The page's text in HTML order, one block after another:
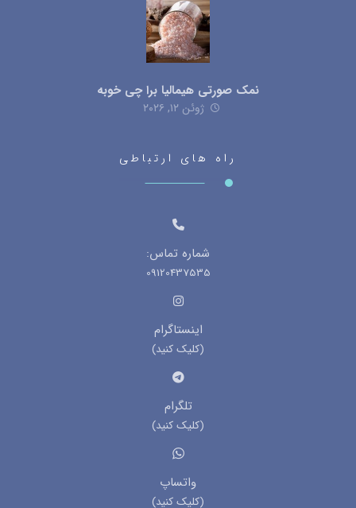
نمک صورتی هیمالیا برا چی خوبه
ژوئن ۱۲, ۲۰۲۶
راه های ارتباطی
شماره تماس:
09120437535
اینستاگرام
(کلیک کنید)
تلگرام
(کلیک کنید)
واتساپ
(کلیک کنید)